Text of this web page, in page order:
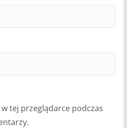
tej przeglądarce podczas